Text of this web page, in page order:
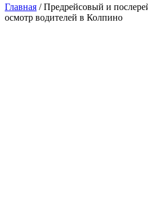
Главная /Предрейсовый и
осмотр водителей в Колпино